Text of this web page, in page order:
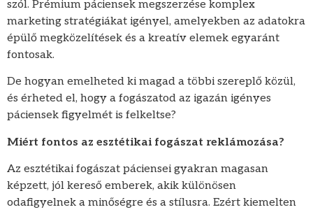
szól. Prémium páciensek megszerzése komplex
marketing stratégiákat igényel, amelyekben az adatokra
épülő megközelítések és a kreatív elemek egyaránt
fontosak.
De hogyan emelheted ki magad a többi szereplő közül,
és érheted el, hogy a fogászatod az igazán igényes
páciensek figyelmét is felkeltse?
Miért fontos az esztétikai fogászat reklámozása?
Az esztétikai fogászat páciensei gyakran magasan
képzett, jól kereső emberek, akik különösen
odafigyelnek a minőségre és a stílusra. Ezért kiemelten